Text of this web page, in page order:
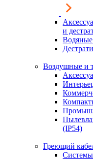
и
Водяные
Воздушные и
(IP54)
Греющий
Системы